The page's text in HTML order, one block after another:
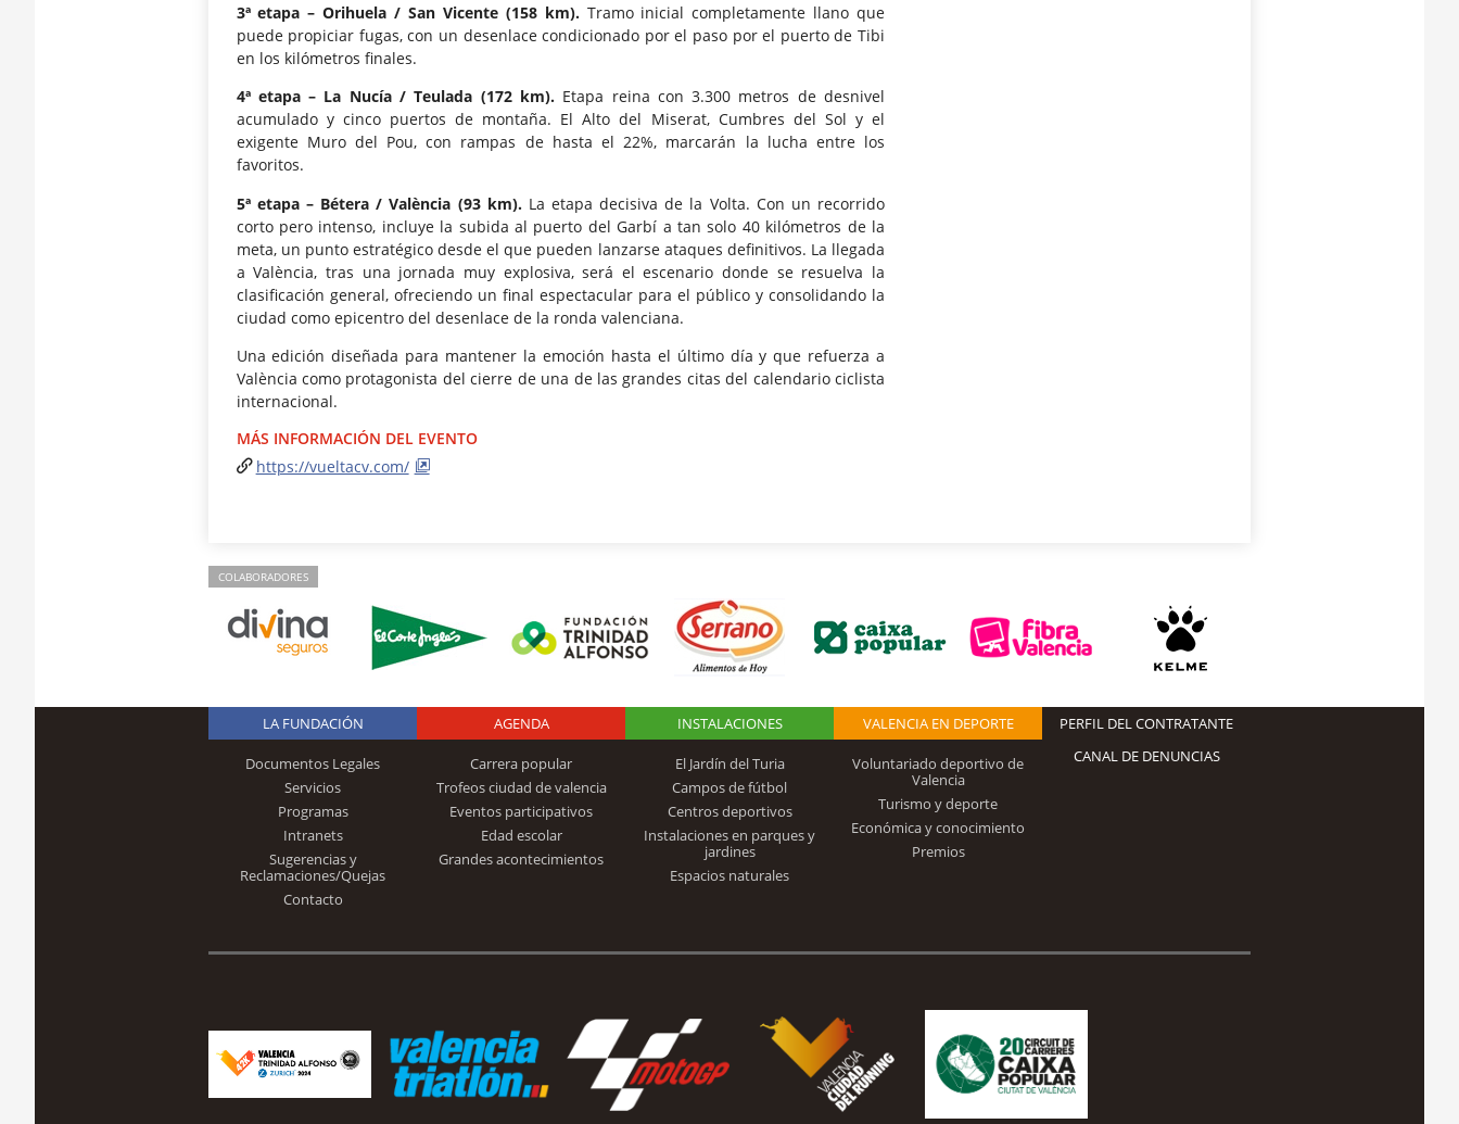
3ª etapa – Orihuela / San Vicente (158 km). Tramo inicial completamente llano que
puede propiciar fugas, con un desenlace condicionado por el paso por el puerto de Tibi
en los kilómetros finales.
4ª etapa – La Nucía / Teulada (172 km). Etapa reina con 3.300 metros de desnivel
acumulado y cinco puertos de montaña. El Alto del Miserat, Cumbres del Sol y el
exigente Muro del Pou, con rampas de hasta el 22%, marcarán la lucha entre los
favoritos.
5ª etapa – Bétera / València (93 km). La etapa decisiva de la Volta. Con un recorrido
corto pero intenso, incluye la subida al puerto del Garbí a tan solo 40 kilómetros de la
meta, un punto estratégico desde el que pueden lanzarse ataques definitivos. La llegada
a València, tras una jornada muy explosiva, será el escenario donde se resuelva la
clasificación general, ofreciendo un final espectacular para el público y consolidando la
ciudad como epicentro del desenlace de la ronda valenciana.
Una edición diseñada para mantener la emoción hasta el último día y que refuerza a
València como protagonista del cierre de una de las grandes citas del calendario ciclista
internacional.
MÁS INFORMACIÓN DEL EVENTO
https://vueltacv.com/
COLABORADORES
Logo Fundación
Trinidad Alfonso
LA FUNDACIÓN
Documentos Legales
Servicios
Programas
Intranets
Sugerencias y
Reclamaciones/Quejas
Contacto
AGENDA
Carrera popular
Trofeos ciudad de valencia
Eventos participativos
Edad escolar
Grandes acontecimientos
INSTALACIONES
El Jardín del Turia
Campos de fútbol
Centros deportivos
Instalaciones en parques y
jardines
Espacios naturales
VALENCIA EN DEPORTE
Voluntariado deportivo de
Valencia
Turismo y deporte
Económica y conocimiento
Premios
PERFIL DEL CONTRATANTE
CANAL DE DENUNCIAS